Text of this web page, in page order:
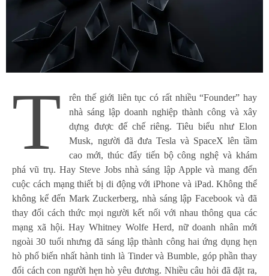
T
rên thế giới liên tục có rất nhiều “Founder” hay
nhà sáng lập doanh nghiệp thành công và xây
dựng được đế chế riêng. Tiêu biểu như Elon
Musk, người đã đưa Tesla và SpaceX lên tầm
cao mới, thúc đẩy tiến bộ công nghệ và khám
phá vũ trụ. Hay Steve Jobs nhà sáng lập Apple và mang đến
cuộc cách mạng thiết bị di động với iPhone và iPad. Không thể
không kể đến Mark Zuckerberg, nhà sáng lập Facebook và đã
thay đổi cách thức mọi người kết nối với nhau thông qua các
mạng xã hội. Hay Whitney Wolfe Herd, nữ doanh nhân mới
ngoài 30 tuổi nhưng đã sáng lập thành công hai ứng dụng hẹn
hò phổ biến nhất hành tinh là Tinder và Bumble, góp phần thay
đổi cách con người hẹn hò yêu đương. Nhiều câu hỏi đã đặt ra,